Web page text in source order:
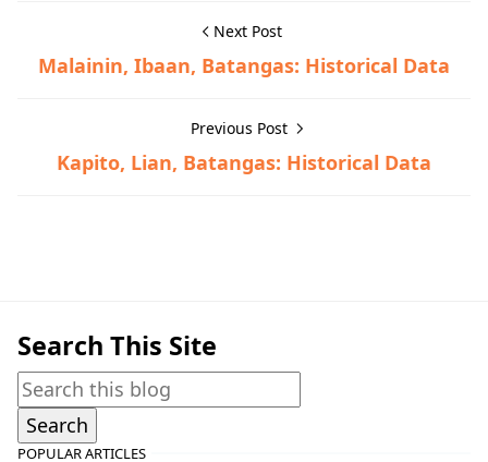
Next Post
Malainin, Ibaan, Batangas: Historical Data
Previous Post
Kapito, Lian, Batangas: Historical Data
Search This Site
POPULAR ARTICLES